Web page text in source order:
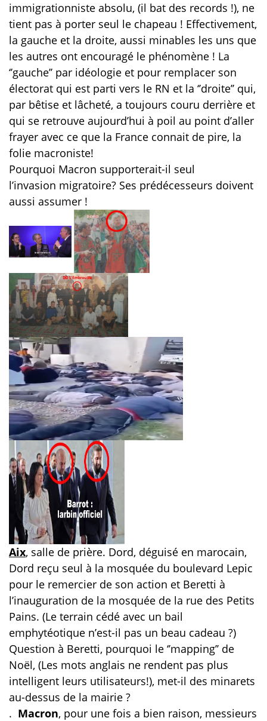
immigrationniste absolu, (il bat des records !), ne
tient pas à porter seul le chapeau ! Effectivement,
la gauche et la droite, aussi minables les uns que
les autres ont encouragé le phénomène ! La
‘’gauche’’ par idéologie et pour remplacer son
électorat qui est parti vers le RN et la ‘’droite’’ qui,
par bêtise et lâcheté, a toujours couru derrière et
qui se retrouve aujourd’hui à poil au point d’aller
frayer avec ce que la France connait de pire, la
folie macroniste!
Pourquoi Macron supporterait-il seul
l’invasion migratoire? Ses prédécesseurs doivent
aussi assumer !
Aix, salle de prière. Dord, déguisé en marocain,
Dord reçu seul à la mosquée du boulevard Lepic
pour le remercier de son action et Beretti à
l’inauguration de la mosquée de la rue des Petits
Pains. (Le terrain cédé avec un bail
emphytéotique n’est-il pas un beau cadeau ?)
Question à Beretti, pourquoi le ‘’mapping’’ de
Noël, (Les mots anglais ne rendent pas plus
intelligent leurs utilisateurs!), met-il des minarets
au-dessus de la mairie ?
. Macron, pour une fois a bien raison, messieurs